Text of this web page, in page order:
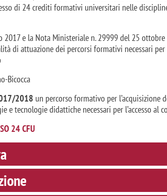
di 24 crediti formativi universitari nelle
2017 e la Nota Ministeriale n. 29999 del 25
di attuazione dei percorsi formativi necessari
Bicocca
2018 un percorso formativo per l’acquisizione
e tecnologie didattiche necessari per l’accesso al
24 CFU